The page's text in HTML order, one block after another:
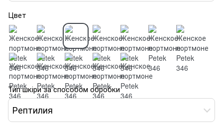
Цвет
Тип шкіри за способом обробки
Рептилия